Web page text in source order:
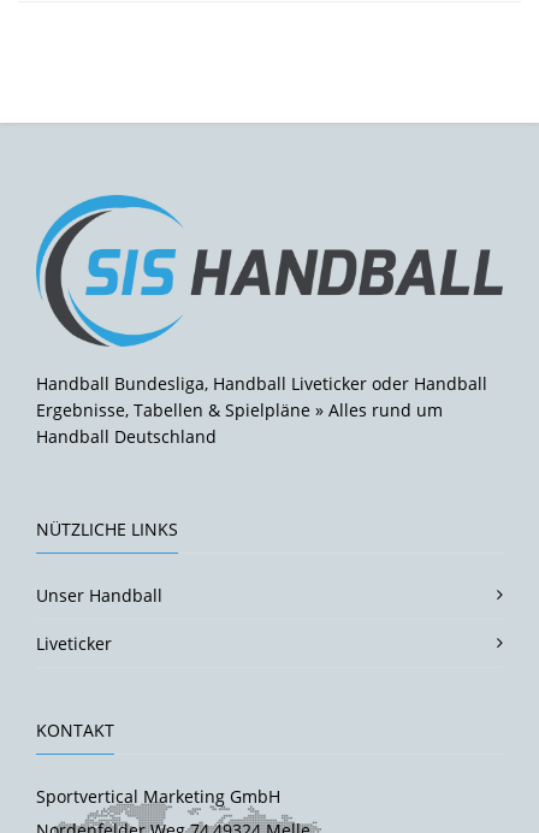
Handball Bundesliga, Handball Liveticker oder Handball
Ergebnisse, Tabellen & Spielpläne » Alles rund um
Handball Deutschland
NÜTZLICHE LINKS
Unser Handball
Liveticker
KONTAKT
Sportvertical Marketing GmbH